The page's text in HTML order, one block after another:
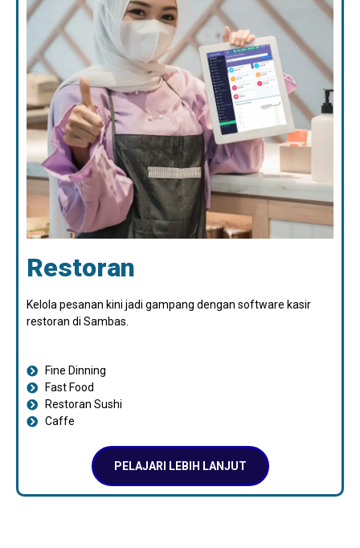
Restoran
Kelola pesanan kini jadi gampang dengan software kasir
restoran di Sambas.
Fine Dinning
Fast Food
Restoran Sushi
Caffe
PELAJARI LEBIH LANJUT